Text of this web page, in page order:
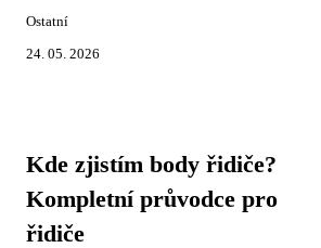
Ostatní
24. 05. 2026
Kde zjistím body řidiče?
Kompletní průvodce pro
řidiče